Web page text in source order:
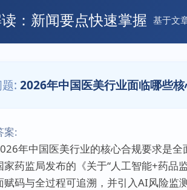
：新闻要点快速掌握 基于文
2026年中国医美行业面临哪些
年中国医美行业的核心合规要求是
家药监局发布的《关于“人工智能+药品
赋码与全过程可追溯，并引入AI风险监